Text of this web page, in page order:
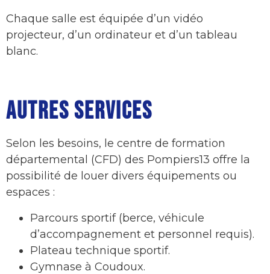
Chaque salle est équipée d’un vidéo
projecteur, d’un ordinateur et d’un tableau
blanc.
AUTRES SERVICES
Selon les besoins, le centre de formation
départemental (CFD) des Pompiers13 offre la
possibilité de louer divers équipements ou
espaces :
Parcours sportif (berce, véhicule
d’accompagnement et personnel requis).
Plateau technique sportif.
Gymnase à Coudoux.